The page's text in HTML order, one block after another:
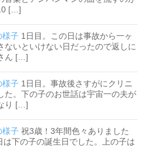
[…]
様子 1日目。この日は事故から一ヶ
ないといけない日だったので返しに
ん […]
様子 1日目。事故後さすがにクリニ
た。下の子のお世話は宇宙一の夫が
り […]
様子 祝3歳！3年間色々ありました
は下の子の誕生日でした。上の子は